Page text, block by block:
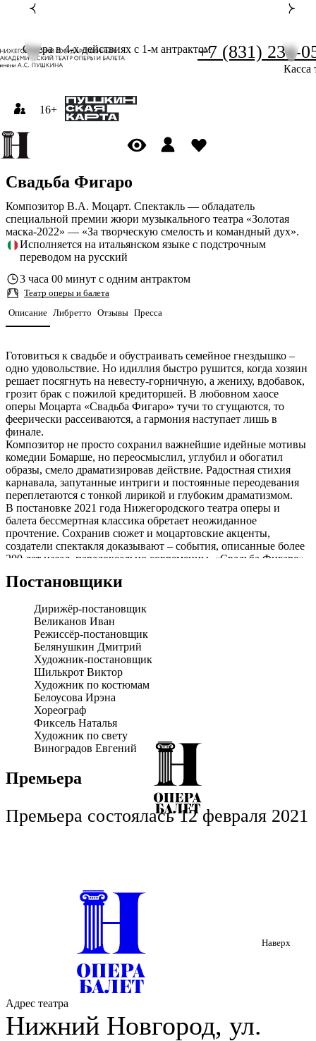
+7 (831) 234-
Касса
Опера в 4-х действиях с 1-м антрактом
16+
Свадьба Фигаро
Композитор В.А. Моцарт. Спектакль — обладатель
специальной премии жюри музыкального театра «Золотая
маска-2022» — «За творческую смелость и командный дух».
Исполняется на итальянском языке с подстрочным
переводом на русский
3 часа 00 минут с одним антрактом
Театр оперы и балета
Описание Либретто Отзывы Пресса
Готовиться к свадьбе и обустраивать семейное гнездышко –
одно удовольствие. Но идиллия быстро рушится, когда хозяин
решает посягнуть на невесту-горничную, а жениху, вдобавок,
грозит брак с пожилой кредиторшей. В любовном хаосе
оперы Моцарта «Свадьба Фигаро» тучи то сгущаются, то
феерически рассеиваются, а гармония наступает лишь в
финале.
Композитор не просто сохранил важнейшие идейные мотивы
комедии Бомарше, но переосмыслил, углубил и обогатил
образы, смело драматизировав действие. Радостная стихия
карнавала, запутанные интриги и постоянные переодевания
переплетаются с тонкой лирикой и глубоким драматизмом.
В постановке 2021 года Нижегородского театра оперы и
балета бессмертная классика обретает неожиданное
прочтение. Сохранив сюжет и моцартовские акценты,
создатели спектакля доказывают – события, описанные более
200 лет назад, парадоксально современны. «Свадьба Фигаро»
каждый из нас в предлагаемых обстоятельствах. Зрителям
Опера идет на итальянском языке с русскими субтитрами.
Постановка стала обладателем Специальной премии жюри
«Золотая Маска-2022» «За творческую смелость и командный
Постановщики
Дирижёр-постановщик
Великанов Иван
Режиссёр-постановщик
Белянушкин Дмитрий
Художник-постановщик
Шилькрот Виктор
Художник по костюмам
Белоусова Ирэна
Хореограф
Фиксель Наталья
Художник по свету
Виноградов Евгений
Премьера
Премьера состоялась 12 февраля 2021
Наверх
Адрес театра
Нижний Новгород, ул.